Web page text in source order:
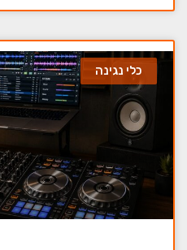
כלי נגינה